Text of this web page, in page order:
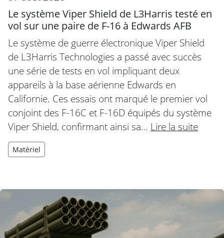
Le système Viper Shield de L3Harris testé en
vol sur une paire de F-16 à Edwards AFB
Le système de guerre électronique Viper Shield
de L3Harris Technologies a passé avec succès
une série de tests en vol impliquant deux
appareils à la base aérienne Edwards en
Californie. Ces essais ont marqué le premier vol
conjoint des F-16C et F-16D équipés du système
Viper Shield, confirmant ainsi sa… Lire la suite
Matériel